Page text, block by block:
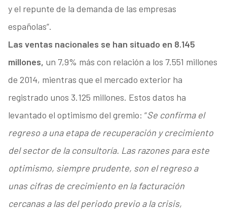
y el repunte de la demanda de las empresas
españolas”.
Las ventas nacionales se han situado en 8.145
millones, un 7,9% más con relación a los 7.551 millones
de 2014, mientras que el mercado exterior ha
registrado unos 3.125 millones. Estos datos ha
levantado el optimismo del gremio: “Se confirma el
regreso a una etapa de recuperación y crecimiento
del sector de la consultoría. Las razones para este
optimismo, siempre prudente, son el regreso a
unas cifras de crecimiento en la facturación
cercanas a las del periodo previo a la crisis,